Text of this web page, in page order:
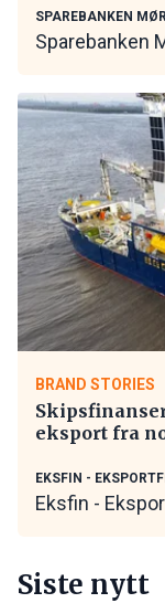
SPAREBANKEN
Sparebanken
BRAND STORIES
eksport fra
EKSFIN -
Eksfin -
Siste nytt